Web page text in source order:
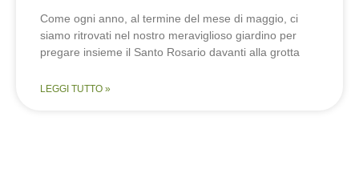
Come ogni anno, al termine del mese di maggio, ci
siamo ritrovati nel nostro meraviglioso giardino per
pregare insieme il Santo Rosario davanti alla grotta
LEGGI TUTTO »